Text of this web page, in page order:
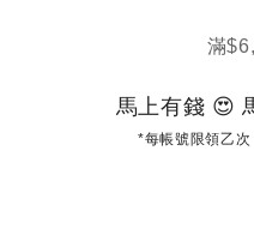
滿
馬上有錢 😍
*每帳號限領乙